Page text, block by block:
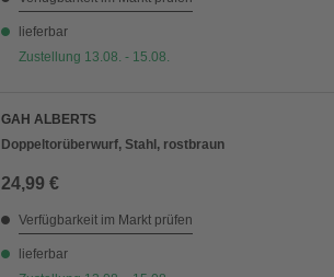
lieferbar
Zustellung 13.08. - 15.08.
GAH ALBERTS
Doppeltorüberwurf, Stahl, rostbraun
24,99 €
Verfügbarkeit im Markt prüfen
lieferbar